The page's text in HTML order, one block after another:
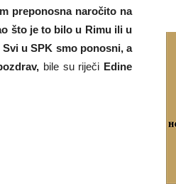
preponosna naročito na
što je to bilo u Rimu ili u
u SPK smo ponosni, a
bile su riječi Edine